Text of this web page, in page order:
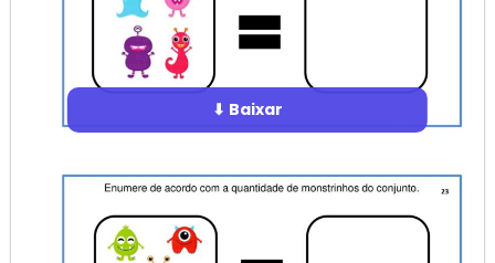
⬇ Baixar